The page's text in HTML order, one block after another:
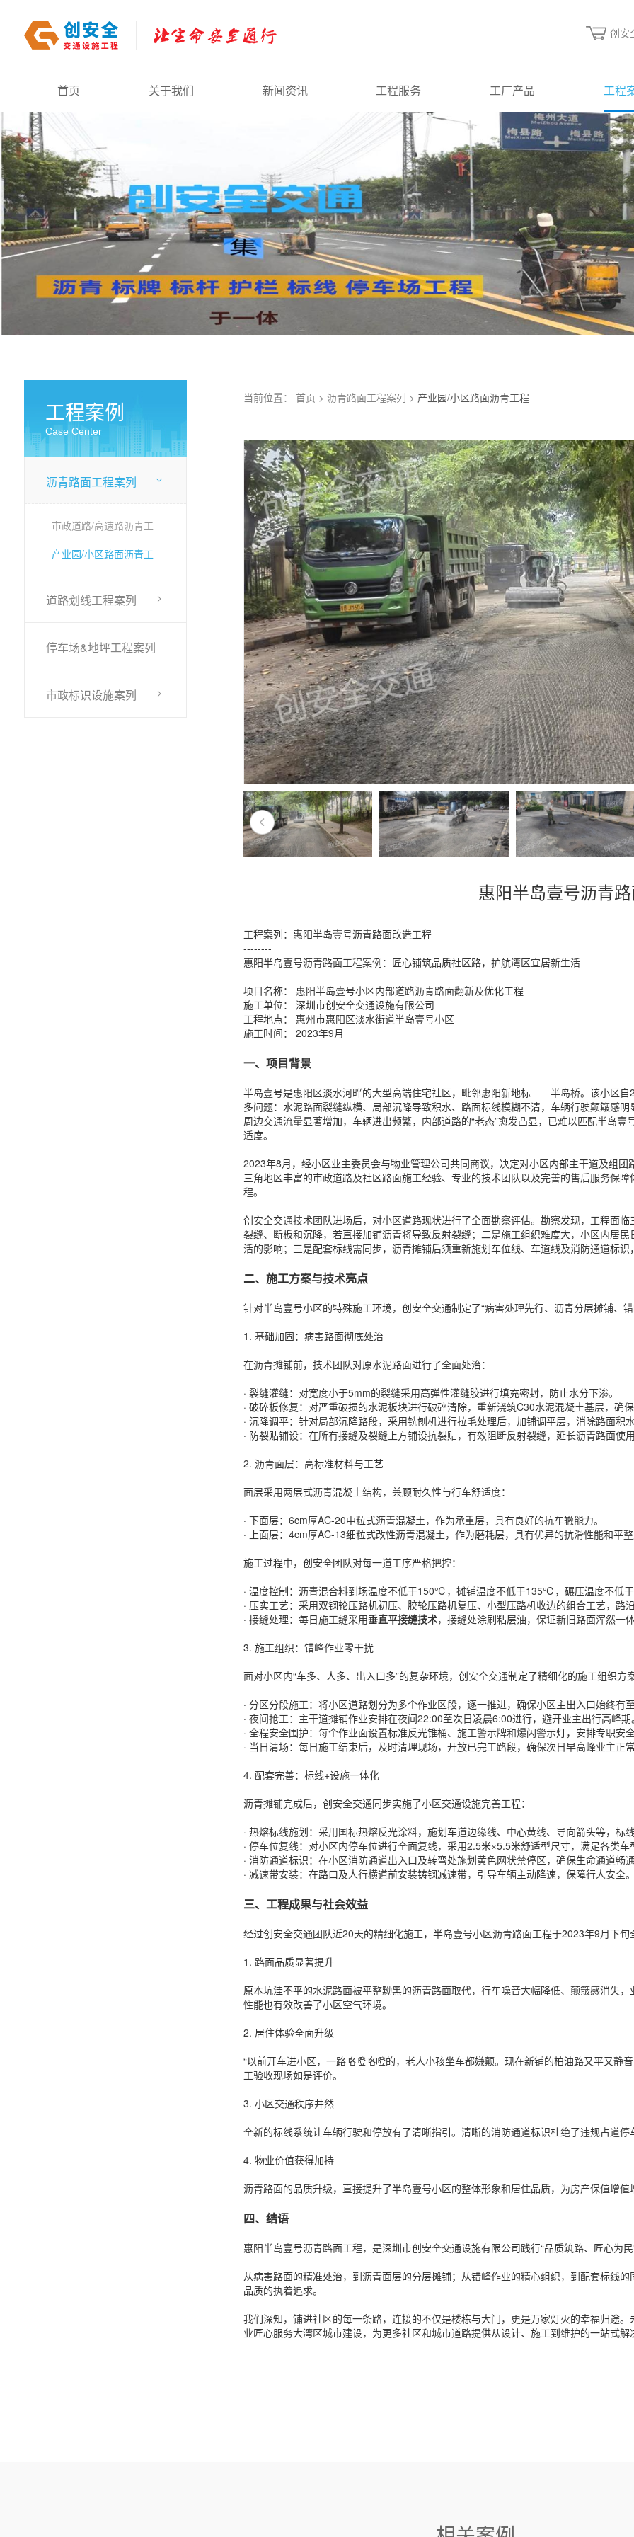
创安
首页 关于我们 新闻资讯 工程服务 工厂产品 工程
工程案例
Case Center
沥青路面工程案列
市政道路/高速路沥青工
程
产业园/小区路面沥青工
道路划线工程案列
停车场&地坪工程案列
市政标识设施案列
当前位置： 首页 > 沥青路面工程案列 > 产业园/小区路面沥青工程
惠阳半岛壹号沥青
工程案列：惠阳半岛壹号沥青路面改造工程
--------
惠阳半岛壹号沥青路面工程案例：匠心铺筑品质社区路，护航湾区宜居新生活
项目名称： 惠阳半岛壹号小区内部道路沥青路面翻新及优化工程
施工单位： 深圳市创安全交通设施有限公司
工程地点： 惠州市惠阳区淡水街道半岛壹号小区
施工时间： 2023年9月
一、项目背景
半岛壹号是惠阳区淡水河畔的大型高端住宅社区，毗邻惠阳新地标——半岛桥。该小区
多问题：水泥路面裂缝纵横、局部沉降导致积水、路面标线模糊不清，车辆行驶颠簸感
周边交通流量显著增加，车辆进出频繁，内部道路的“老态”愈发凸显，已难以匹配半岛
适度。
2023年8月，经小区业主委员会与物业管理公司共同商议，决定对小区内部主干道及组
三角地区丰富的市政道路及社区路面施工经验、专业的技术团队以及完善的售后服务保
程。
创安全交通技术团队进场后，对小区道路现状进行了全面勘察评估。勘察发现，工程面
裂缝、断板和沉降，若直接加铺沥青将导致反射裂缝；二是施工组织难度大，小区内居
活的影响；三是配套标线需同步，沥青摊铺后须重新施划车位线、车道线及消防通道标
二、施工方案与技术亮点
针对半岛壹号小区的特殊施工环境，创安全交通制定了“病害处理先行、沥青分层摊铺、
1. 基础加固：病害路面彻底处治
在沥青摊铺前，技术团队对原水泥路面进行了全面处治：
· 裂缝灌缝：对宽度小于5mm的裂缝采用高弹性灌缝胶进行填充密封，防止水分下渗。
· 破碎板修复：对严重破损的水泥板块进行破碎清除，重新浇筑C30水泥混凝土基层，确
· 沉降调平：针对局部沉降路段，采用铣刨机进行拉毛处理后，加铺调平层，消除路面积
· 防裂贴铺设：在所有接缝及裂缝上方铺设抗裂贴，有效阻断反射裂缝，延长沥青路面使
2. 沥青面层：高标准材料与工艺
面层采用两层式沥青混凝土结构，兼顾耐久性与行车舒适度：
· 下面层：6cm厚AC-20中粒式沥青混凝土，作为承重层，具有良好的抗车辙能力。
· 上面层：4cm厚AC-13细粒式改性沥青混凝土，作为磨耗层，具有优异的抗滑性能和平
施工过程中，创安全团队对每一道工序严格把控：
· 温度控制：沥青混合料到场温度不低于150℃，摊铺温度不低于135℃，碾压温度不低
· 压实工艺：采用双钢轮压路机初压、胶轮压路机复压、小型压路机收边的组合工艺，
· 接缝处理：每日施工缝采用垂直平接缝技术，接缝处涂刷粘层油，保证新旧路面浑然一
3. 施工组织：错峰作业零干扰
面对小区内“车多、人多、出入口多”的复杂环境，创安全交通制定了精细化的施工组织方
· 分区分段施工：将小区道路划分为多个作业区段，逐一推进，确保小区主出入口始终有
· 夜间抢工：主干道摊铺作业安排在夜间22:00至次日凌晨6:00进行，避开业主出行高峰期
· 全程安全围护：每个作业面设置标准反光锥桶、施工警示牌和爆闪警示灯，安排专职安
· 当日清场：每日施工结束后，及时清理现场，开放已完工路段，确保次日早高峰业主正
4. 配套完善：标线+设施一体化
沥青摊铺完成后，创安全交通同步实施了小区交通设施完善工程：
· 热熔标线施划：采用国标热熔反光涂料，施划车道边缘线、中心黄线、导向箭头等，标
· 停车位复线：对小区内停车位进行全面复线，采用2.5米×5.5米舒适型尺寸，满足各类车
· 消防通道标识：在小区消防通道出入口及转弯处施划黄色网状禁停区，确保生命通道畅
· 减速带安装：在路口及人行横道前安装铸钢减速带，引导车辆主动降速，保障行人安全
三、工程成果与社会效益
经过创安全交通团队近20天的精细化施工，半岛壹号小区沥青路面工程于2023年9月下
1. 路面品质显著提升
原本坑洼不平的水泥路面被平整黝黑的沥青路面取代，行车噪音大幅降低、颠簸感消失
性能也有效改善了小区空气环境。
2. 居住体验全面升级
“以前开车进小区，一路咯噔咯噔的，老人小孩坐车都嫌颠。现在新铺的柏油路又平又
工验收现场如是评价。
3. 小区交通秩序井然
全新的标线系统让车辆行驶和停放有了清晰指引。清晰的消防通道标识杜绝了违规占道
4. 物业价值获得加持
沥青路面的品质升级，直接提升了半岛壹号小区的整体形象和居住品质，为房产保值增
四、结语
惠阳半岛壹号沥青路面工程，是深圳市创安全交通设施有限公司践行“品质筑路、匠心为
从病害路面的精准处治，到沥青面层的分层摊铺；从错峰作业的精心组织，到配套标
品质的执着追求。
我们深知，铺进社区的每一条路，连接的不仅是楼栋与大门，更是万家灯火的幸福归途
业匠心服务大湾区城市建设，为更多社区和城市道路提供从设计、施工到维护的一站式解